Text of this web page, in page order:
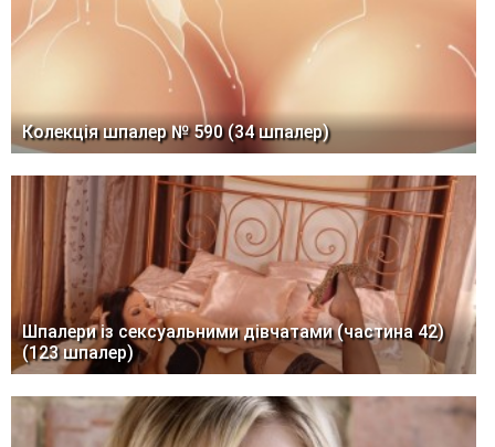
Колекція шпалер № 590 (34 шпалер)
Шпалери із сексуальними дівчатами (частина 42)
(123 шпалер)